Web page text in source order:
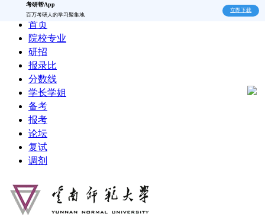
考研帮App
百万考研人的学习聚集地
立即下载
首页
院校专业
研招
报录比
分数线
学长学姐
备考
报考
论坛
复试
调剂